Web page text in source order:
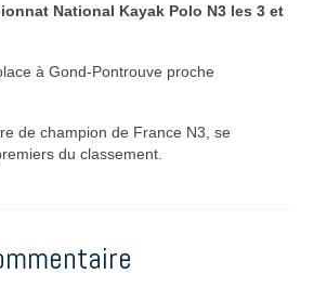
National Kayak Polo N3 les 3 et
à Gond-Pontrouve proche
de champion de France N3, se
du classement.